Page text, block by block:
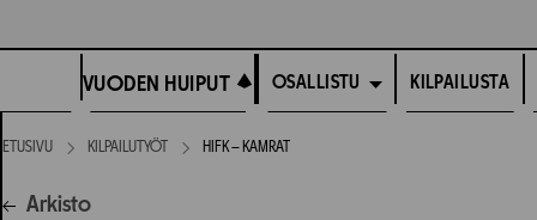
suoraan
VUODEN HUIPUT
VUODEN HUIPUT OSALLISTU KILPAILUSTA
ETUSIVU KILPAILUTYÖT HIFK – KAMRAT
Arkisto